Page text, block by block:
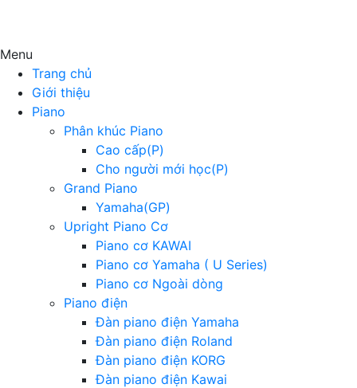
Menu
Trang chủ
Giới thiệu
Piano
Phân khúc Piano
Cao cấp(P)
Cho người mới học(P)
Grand Piano
Yamaha(GP)
Upright Piano Cơ
Piano cơ KAWAI
Piano cơ Yamaha ( U Series)
Piano cơ Ngoài dòng
Piano điện
Đàn piano điện Yamaha
Đàn piano điện Roland
Đàn piano điện KORG
Đàn piano điện Kawai